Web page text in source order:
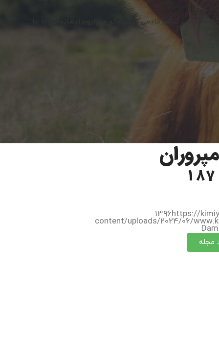
محصولات نیکوآکادمی نیکو
1396https://
content/uploads/2024/06/
مجله